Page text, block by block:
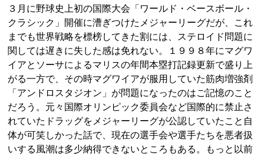
３月に野球史上初の国際大会「ワールド・ベースボール・
クラシック」開催に漕ぎつけたメジャーリーグだが、これ
までも世界戦略を標榜してきた割には、ステロイド問題に
関しては遅きに失した感は免れない。１９９８年にマグワ
イアとソーサによるマリスの年間本塁打記録更新で盛り上
がる一方で、その時マグワイアが服用していた筋肉増強剤
「アンドロスタジオン」が問題になったのはご記憶のこと
だろう。元々国際オリンピック委員会など国際的に禁止さ
れていたドラッグをメジャーリーグが公認していたこと自
体が可笑しかった話で、現在の選手会や選手たちを悪者扱
いする風潮は多少納得できないところもある。もっと以前